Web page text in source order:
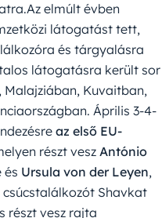
elmúlt évben
látogatást tett,
és tárgyalásra
látogatásra került sor
Malajziában, Kuvaitban,
Április 3-4-
az első EU-
részt veszAntónio
és Ursula von der Leyen,
Shavkat
részt vesz rajta